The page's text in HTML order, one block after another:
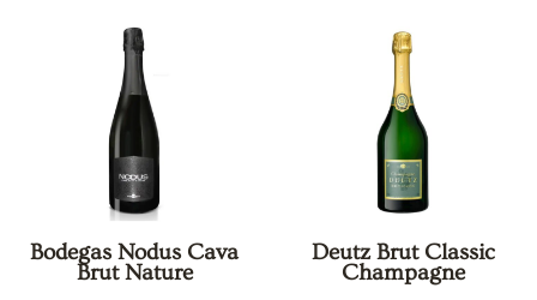
Bodegas Nodus Cava
Brut Nature
Deutz Brut Classic
Champagne